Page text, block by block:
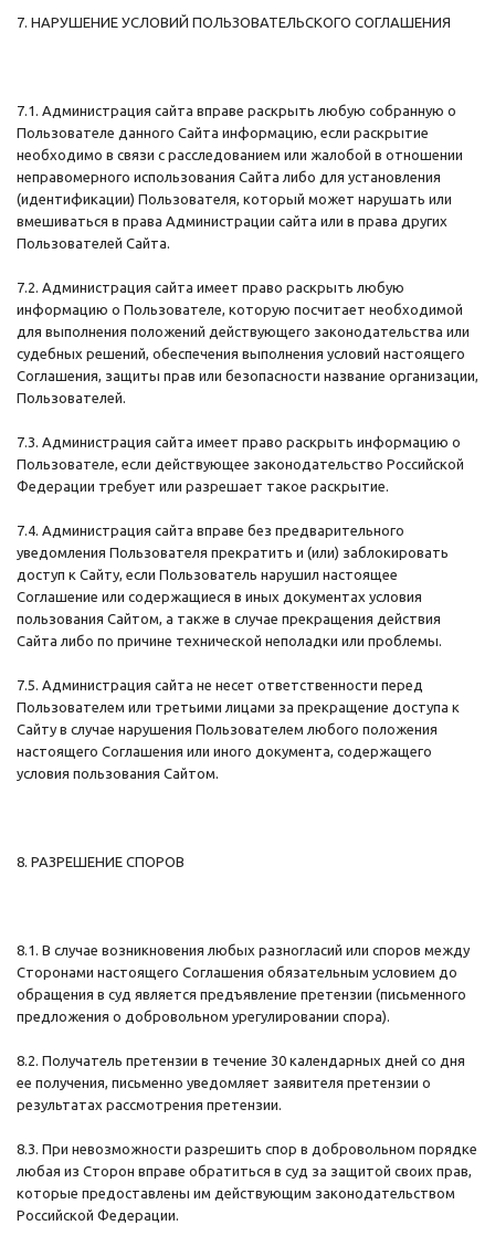
7. НАРУШЕНИЕ УСЛОВИЙ ПОЛЬЗОВАТЕЛЬСКОГО СОГЛАШЕНИЯ
7.1. Администрация сайта вправе раскрыть любую собранную о
Пользователе данного Сайта информацию, если раскрытие
необходимо в связи с расследованием или жалобой в отношении
неправомерного использования Сайта либо для установления
(идентификации) Пользователя, который может нарушать или
вмешиваться в права Администрации сайта или в права других
Пользователей Сайта.
7.2. Администрация сайта имеет право раскрыть любую
информацию о Пользователе, которую посчитает необходимой
для выполнения положений действующего законодательства или
судебных решений, обеспечения выполнения условий настоящего
Соглашения, защиты прав или безопасности название организации,
Пользователей.
7.3. Администрация сайта имеет право раскрыть информацию о
Пользователе, если действующее законодательство Российской
Федерации требует или разрешает такое раскрытие.
7.4. Администрация сайта вправе без предварительного
уведомления Пользователя прекратить и (или) заблокировать
доступ к Сайту, если Пользователь нарушил настоящее
Соглашение или содержащиеся в иных документах условия
пользования Сайтом, а также в случае прекращения действия
Сайта либо по причине технической неполадки или проблемы.
7.5. Администрация сайта не несет ответственности перед
Пользователем или третьими лицами за прекращение доступа к
Сайту в случае нарушения Пользователем любого положения
настоящего Соглашения или иного документа, содержащего
условия пользования Сайтом.
8. РАЗРЕШЕНИЕ СПОРОВ
8.1. В случае возникновения любых разногласий или споров между
Сторонами настоящего Соглашения обязательным условием до
обращения в суд является предъявление претензии (письменного
предложения о добровольном урегулировании спора).
8.2. Получатель претензии в течение 30 календарных дней со дня
ее получения, письменно уведомляет заявителя претензии о
результатах рассмотрения претензии.
8.3. При невозможности разрешить спор в добровольном порядке
любая из Сторон вправе обратиться в суд за защитой своих прав,
которые предоставлены им действующим законодательством
Российской Федерации.